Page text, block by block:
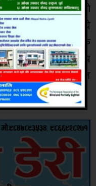
ज्वरो आउने, टाउको
समेत सेतो लेत लाग्ने
सरकारले पहिलो पटक
गरेको हो । खोप
विरुद्ध नियमित